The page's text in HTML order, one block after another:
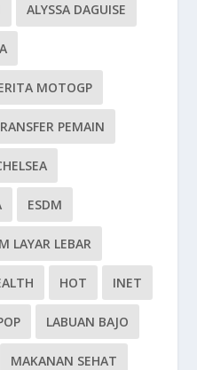
ALYSSA DAGUISE
MOTOGP
PEMAIN
ESDM
LAYAR LEBAR
HOT INET
LABUAN BAJO
MAKANAN SEHAT